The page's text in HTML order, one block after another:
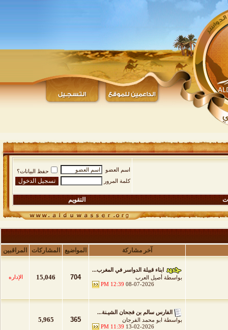
اسم العضو
حفظ البيانات؟
كلمة المرور
التقويم
آخر مشاركة المواضيع المشاركات المراقبين
ابناء قبيلة الدواسر في المغرب...
بواسطة أصيل العرب
08-07-2026
12:39 PM
704
15,046 الإداره
الفارس سالم بن فجحان الشيـنة...
بواسطة ابو محمد الفرجان
13-02-2026
11:39 PM
365
5,965